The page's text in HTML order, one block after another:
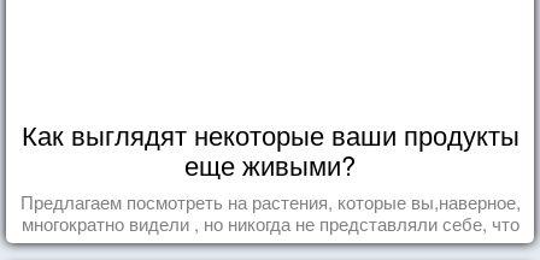
Как выглядят некоторые ваши продукты
еще живыми?
Предлагаем посмотреть на растения, которые вы,наверное,
многократно видели , но никогда не представляли себе, что
употребляете их в пищу.